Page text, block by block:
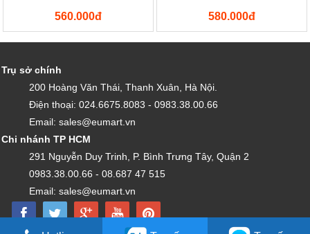
560.000đ 580.000đ
Trụ sở chính
200 Hoàng Văn Thái, Thanh Xuân, Hà Nội.
Điện thoại: 024.6675.8083 - 0983.38.00.66
Email: sales@eumart.vn
Chi nhánh TP HCM
291 Nguyễn Duy Trinh, P. Bình Trưng Tây, Quận 2
0983.38.00.66 - 08.687 47 515
Email: sales@eumart.vn